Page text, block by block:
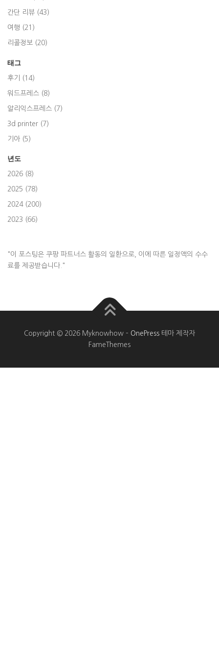
간단 리뷰 (43)
여행 (21)
리콜정보 (20)
태그
후기 (14)
워드프레스 (8)
알리익스프레스 (7)
3d printer (7)
기아 (5)
년도
2026 (8)
2025 (78)
2024 (200)
2023 (66)
"이 포스팅은 쿠팡 파트너스 활동의 일환으로, 이에 따른 일정액의 수수
료를 제공받습니다."
Copyright © 2026 Myknowhow – OnePress 테마 제작자
FameThemes